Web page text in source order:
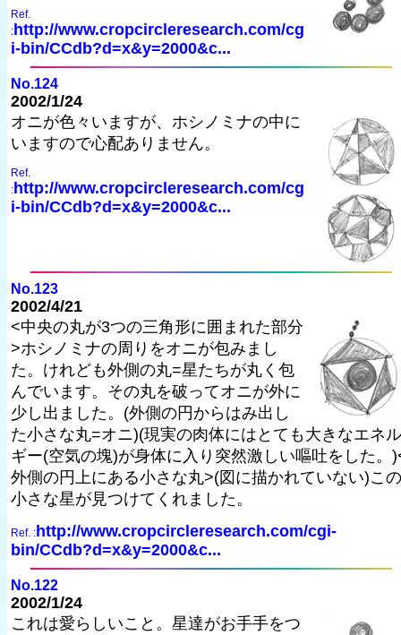
Ref.
: http://www.cropcircleresearch.com/cg
i-bin/CCdb?d=x&y=2000&c...
No.124
2002/1/24
オニが色々いますが、ホシノミナの中に
いますので心配ありません。
Ref.
: http://www.cropcircleresearch.com/cg
i-bin/CCdb?d=x&y=2000&c...
No.123
2002/4/21
<中央の丸が3つの三角形に囲まれた部分
>ホシノミナの周りをオニが包みまし
た。けれども外側の丸=星たちが丸く包
んでいます。その丸を破ってオニが外に
少し出ました。(外側の円からはみ出し
た小さな丸=オニ)(現実の肉体にはとても大きなエネル
ギー(空気の塊)が身体に入り突然激しい嘔吐をした。
外側の円上にある小さな丸>(図に描かれていない)この
小さな星が見つけてくれました。
Ref. : http://www.cropcircleresearch.com/cgi-
bin/CCdb?d=x&y=2000&c...
No.122
2002/1/24
これは愛らしいこと。星達がお手手をつ